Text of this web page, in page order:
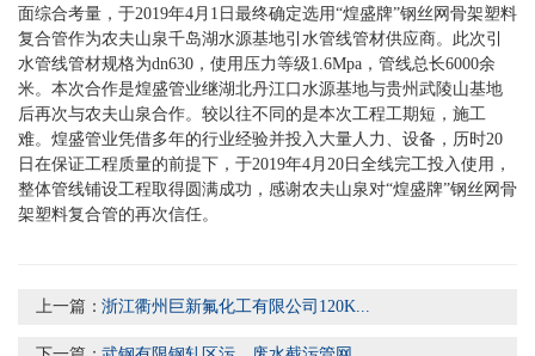
面综合考量，于2019年4月1日最终确定选用“煌盛牌”钢丝网骨架塑料
复合管作为农夫山泉千岛湖水源基地引水管线管材供应商。此次引
水管线管材规格为dn630，使用压力等级1.6Mpa，管线总长6000余
米。本次合作是煌盛管业继湖北丹江口水源基地与贵州武陵山基地
后再次与农夫山泉合作。较以往不同的是本次工程工期短，施工
难。煌盛管业凭借多年的行业经验并投入大量人力、设备，历时20
日在保证工程质量的前提下，于2019年4月20日全线完工投入使用，
整体管线铺设工程取得圆满成功，感谢农夫山泉对“煌盛牌”钢丝网骨
架塑料复合管的再次信任。
上一篇：浙江衢州巨新氟化工有限公司120K...